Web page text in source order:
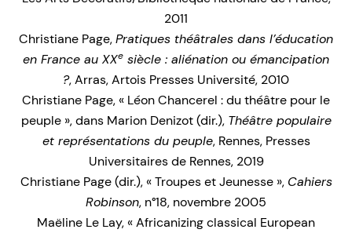
2011
Christiane Page,Pratiques théâtrales dans l’éducation
en France au XXe siècle : aliénation ou émancipation
?, Arras, Artois Presses Université, 2010
Christiane Page, « Léon Chancerel : du théâtre pour le
peuple », dans Marion Denizot (dir.), Théâtre populaire
et représentations du peuple, Rennes, Presses
Universitaires de Rennes, 2019
Christiane Page (dir.), « Troupes et Jeunesse », Cahiers
Robinson, n°18, novembre 2005
Maëline Le Lay, « Africanizing classical European